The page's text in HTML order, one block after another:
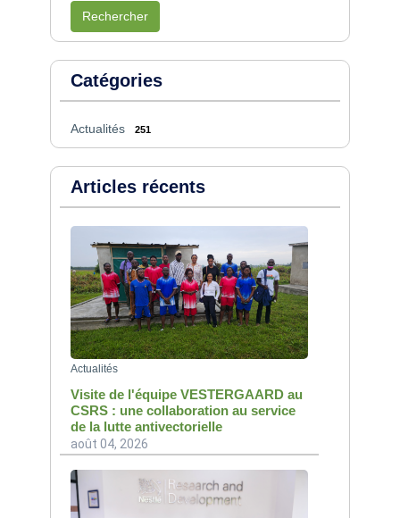
Rechercher
Catégories
Actualités 251
Articles récents
Actualités
Visite de l'équipe VESTERGAARD au
CSRS : une collaboration au service
de la lutte antivectorielle
août 04, 2026